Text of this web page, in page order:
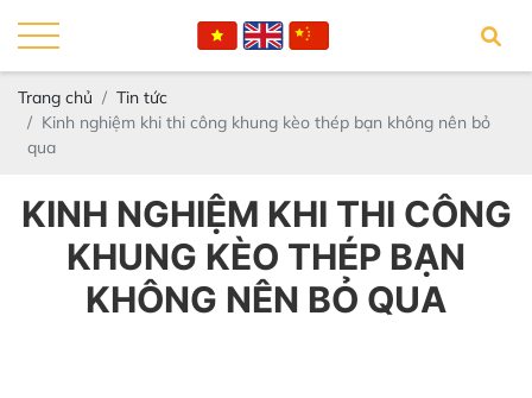
Trang chủ
Tin tức
Kinh nghiệm khi thi công khung kèo thép bạn không nên bỏ
qua
KINH NGHIỆM KHI THI CÔNG
KHUNG KÈO THÉP BẠN
KHÔNG NÊN BỎ QUA